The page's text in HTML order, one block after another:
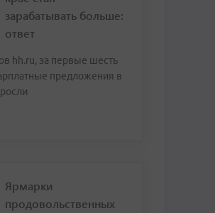
зарабатывать больше:
ответ
hh.ru, за первые шесть
предложения в
Ярмарки
продовольственных